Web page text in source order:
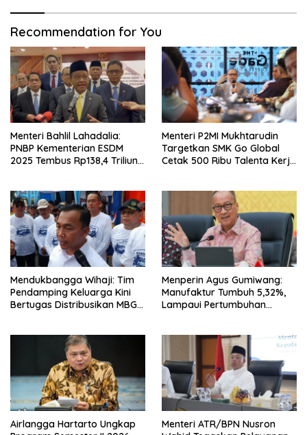
Recommendation for You
Menteri Bahlil Lahadalia:
PNBP Kementerian ESDM
2025 Tembus Rp138,4 Triliun,
Menteri P2MI Mukhtarudin
Targetkan SMK Go Global
Cetak 500 Ribu Talenta Kerja
Mendukbangga Wihaji: Tim
Pendamping Keluarga Kini
Bertugas Distribusikan MBG
Menperin Agus Gumiwang:
Manufaktur Tumbuh 5,32%,
Lampaui Pertumbuhan
Airlangga Hartarto Ungkap
Menteri ATR/BPN Nusron